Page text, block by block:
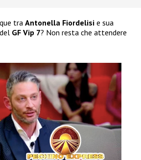
tra Antonella Fiordelisi e sua
GF Vip 7? Non resta che attendere